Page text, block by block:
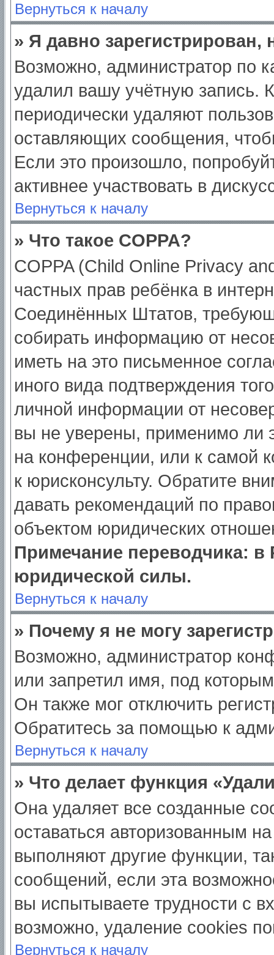
Вернуться к началу
» Я давно
Возможно, администратор по
удалил вашу учётную запись.
периодически удаляют
оставляющих сообщения,
Если это произошло,
активнее участвовать в
Вернуться к началу
» Что такое COPPA?
COPPA (Child Online Privacy
частных прав ребёнка в
Соединённых Штатов,
собирать информацию от
иметь на это письменное
иного вида подтверждения
личной информации от
вы не уверены, применимо ли
на конференции, или к самой
к юрисконсульту. Обратите
давать рекомендаций по
объектом юридических
Примечание переводчика: в
юридической силы.
Вернуться к началу
» Почему я не могу
Возможно, администратор
или запретил имя, под
Он также мог отключить
Обратитесь за помощью к
Вернуться к началу
» Что делает функция
Она удаляет все созданные
оставаться авторизованным
выполняют другие функции,
сообщений, если эта
вы испытываете трудности с
возможно, удаление cookies
Вернуться к началу